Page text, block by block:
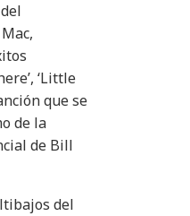
‘Little
que se
de la
de Bill
del